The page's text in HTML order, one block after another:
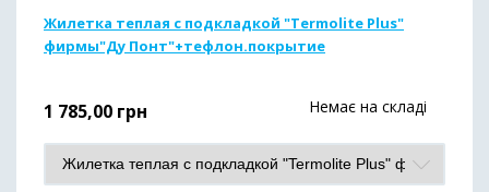
Жилетка теплая с подкладкой "Termolite Plus"
фирмы"Ду Понт"+тефлон.покрытие
1 785,00 грн Немає на складі